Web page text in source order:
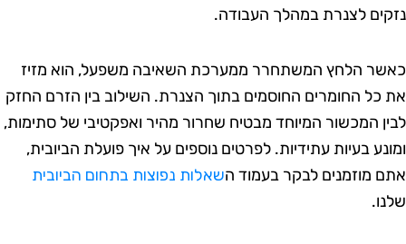
לצנרת במהלך העבודה.
הלחץ המשתחרר ממערכת השאיבה משפעל, הוא מזיז
החומרים החוסמים בתוך הצנרת. השילוב בין הזרם החזק
המכשור המיוחד מבטיח שחרור מהיר ואפקטיבי של סתימות,
בעיות עתידיות. לפרטים נוספים על איך פועלת הביובית,
מוזמנים לבקר בעמוד השאלות נפוצות בתחום הביובית